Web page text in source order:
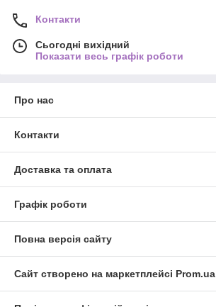
Контакти
Сьогодні вихідний
Показати весь графік роботи
Про нас
Контакти
Доставка та оплата
Графік роботи
Повна версія сайту
Сайт створено на маркетплейсі Prom.ua